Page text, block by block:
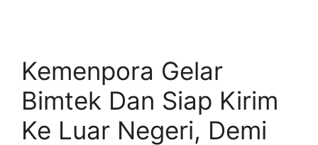
Kemenpora Gelar
Bimtek Dan Siap Kirim
Ke Luar Negeri, Demi